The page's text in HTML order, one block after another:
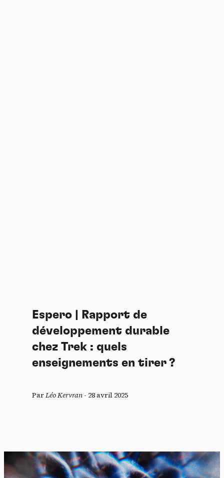
Espero | Rapport de
développement durable
chez Trek : quels
enseignements en tirer ?
ParLéo Kervran - 28 avril 2025